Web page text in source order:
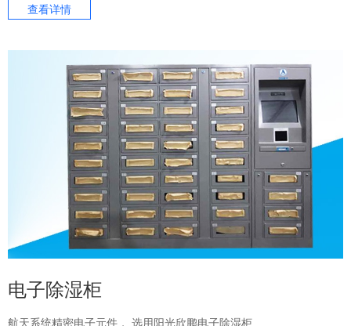
查看详情
电子除湿柜
航天系统精密电子元件， 选用阳光欣鹏电子除湿柜